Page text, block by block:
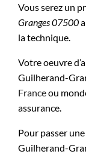
Vous serez un
Granges 07500
la technique.
Votre oeuvre
Guilherand-
Franceou
assurance.
Pour passer
Guilherand-